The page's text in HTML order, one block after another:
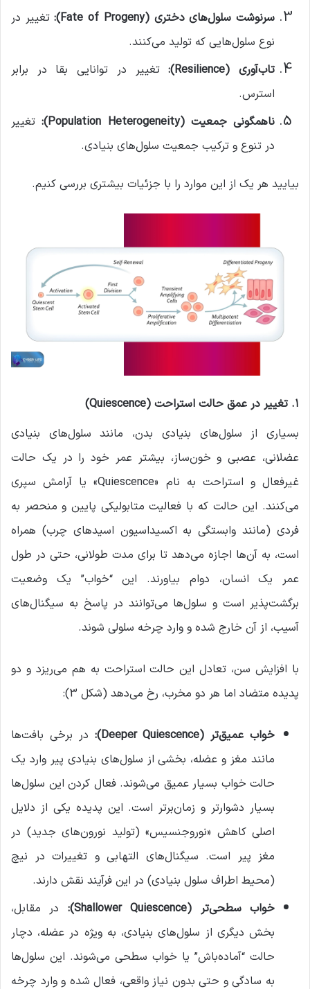
سرنوشت سلول‌های دختری (Fate of Progeny):
تغییر در
نوع سلول‌هایی که تولید می‌کنند.
تاب‌آوری(Resilience):
تغییر در توانایی بقا در برابر
استرس.
ناهمگونی جمعیت (Population Heterogeneity):
تغییر
در تنوع و ترکیب جمعیت سلول‌های بنیادی.
بیایید هر یک از این موارد را با جزئیات بیشتری بررسی کنیم.
۱. تغییر در عمق حالت استراحت (Quiescence)
بسیاری از سلول‌های بنیادی بدن، مانند سلول‌های بنیادی
عضلانی، عصبی و خون‌ساز، بیشتر عمر خود را در یک حالت
غیرفعال و استراحت به نام «Quiescence» یا آرامش سپری
می‌کنند. این حالت که با فعالیت متابولیکی پایین و منحصر به
فردی (مانند وابستگی به اکسیداسیون اسیدهای چرب) همراه
است، به آن‌ها اجازه می‌دهد تا برای مدت طولانی، حتی در طول
عمر یک انسان، دوام بیاورند. این “خواب” یک وضعیت
برگشت‌پذیر است و سلول‌ها می‌توانند در پاسخ به سیگنال‌های
آسیب، از آن خارج شده و وارد چرخه سلولی شوند.
با افزایش سن، تعادل این حالت استراحت به هم می‌ریزد و دو
پدیده متضاد اما هر دو مخرب، رخ می‌دهد (شکل 3):
خواب عمیق‌تر(Deeper Quiescence):
در برخی بافت‌ها
مانند مغز و عضله، بخشی از سلول‌های بنیادی پیر وارد یک
حالت خواب بسیار عمیق می‌شوند. فعال کردن این سلول‌ها
بسیار دشوارتر و زمان‌برتر است. این پدیده یکی از دلایل
اصلی کاهش «نوروجنسیس» (تولید نورون‌های جدید) در
مغز پیر است. سیگنال‌های التهابی و تغییرات در نیچ
(محیط اطراف سلول بنیادی) در این فرآیند نقش دارند.
خواب سطحی‌تر (Shallower Quiescence):
در مقابل،
بخش دیگری از سلول‌های بنیادی، به ویژه در عضله، دچار
حالت “آماده‌باش” یا خواب سطحی می‌شوند. این سلول‌ها
به سادگی و حتی بدون نیاز واقعی، فعال شده و وارد چرخه